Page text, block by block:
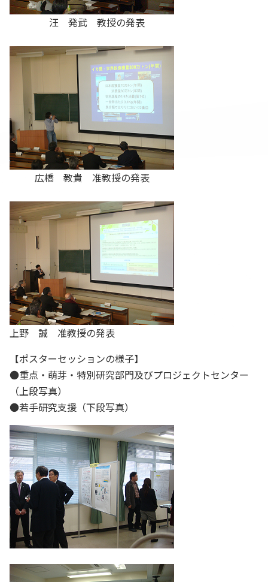
汪 発武 教授の発表
広橋 教貴 准教授の発表
上野 誠 准教授の発表
【ポスターセッションの様子】
●重点・萌芽・特別研究部門及びプロジェクトセンター
（上段写真）
●若手研究支援（下段写真）